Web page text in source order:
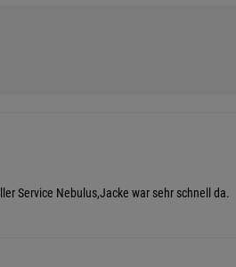
Service Nebulus,Jacke war sehr schnell da.